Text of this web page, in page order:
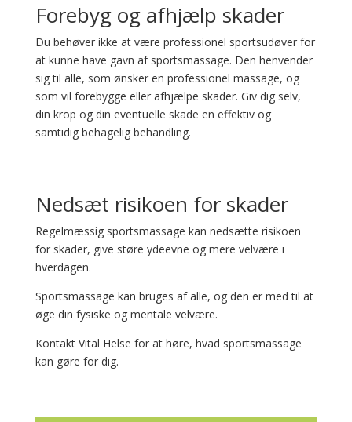
Forebyg og afhjælp skader
Du behøver ikke at være professionel sportsudøver for
at kunne have gavn af sportsmassage. Den henvender
sig til alle, som ønsker en professionel massage, og
som vil forebygge eller afhjælpe skader. Giv dig selv,
din krop og din eventuelle skade en effektiv og
samtidig behagelig behandling.
Nedsæt risikoen for skader
Regelmæssig sportsmassage kan nedsætte risikoen
for skader, give støre ydeevne og mere velvære i
hverdagen.
Sportsmassage kan bruges af alle, og den er med til at
øge din fysiske og mentale velvære.
Kontakt Vital Helse for at høre, hvad sportsmassage
kan gøre for dig.